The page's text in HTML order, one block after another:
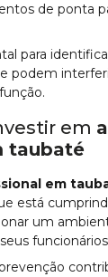
de ponta
para
podem
em
taubaté
em
está
um